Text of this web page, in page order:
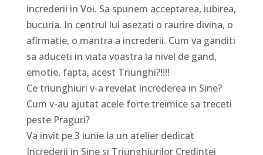
increderii in Voi. Sa spunem acceptarea, iubirea,
bucuria. In centrul lui asezati o raurire divina, o
afirmatie, o mantra a increderii. Cum va ganditi
sa aduceti in viata voastra la nivel de gand,
emotie, fapta, acest Triunghi?!!!!
Ce triunghiuri v-a revelat Increderea in Sine?
Cum v-au ajutat acele forte treimice sa treceti
peste Praguri?
Va invit pe 3 iunie la un atelier dedicat
Increderii in Sine si Triunghiurilor Credintei